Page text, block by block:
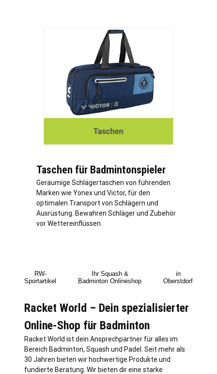
Taschen für Badmintonspieler
Geräumige Schlägertaschen von führenden
Marken wie Yonex und Victor, für den
optimalen Transport von Schlägern und
Ausrüstung. Bewahren Schläger und Zubehör
vor Wettereinflüssen.
RW-
Sportartikel
Ihr Squash &
Badminton Onlineshop
in
Oberstdorf
Racket World – Dein spezialisierter
Online-Shop für Badminton
Racket World ist dein Ansprechpartner für alles im
Bereich Badminton, Squash und Padel. Seit mehr als
30 Jahren bieten wir hochwertige Produkte und
fundierte Beratung. Wir bieten dir eine starke